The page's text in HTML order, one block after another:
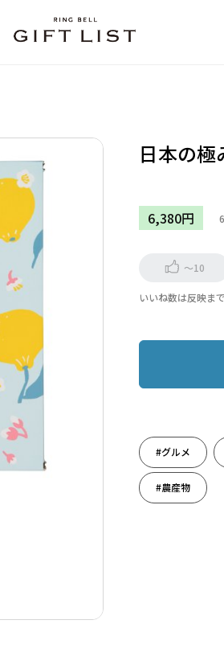
日本の極
6,380円
～10
いいね数は反映ま
#グルメ
#農産物